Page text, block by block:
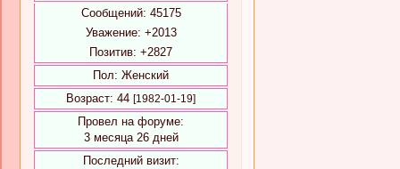
Сообщений: 45175
Уважение: +2013
Позитив: +2827
Пол: Женский
Возраст: 44 [1982-01-19]
Провел на форуме:
3 месяца 26 дней
Последний визит: